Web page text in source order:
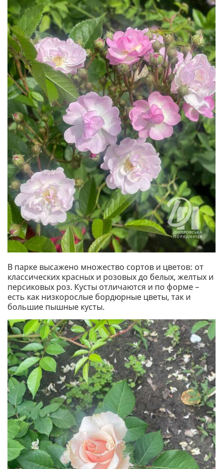
В парке высажено множество сортов и цветов: от
классических красных и розовых до белых, желтых и
персиковых роз. Кусты отличаются и по форме –
есть как низкорослые бордюрные цветы, так и
большие пышные кусты.